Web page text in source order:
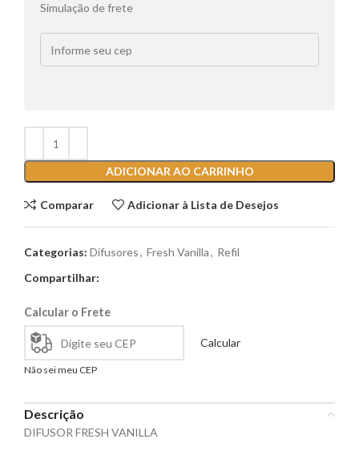
Simulação de frete
ADICIONAR AO CARRINHO
Comparar Adicionar à Lista de Desejos
Categorias: Difusores, Fresh Vanilla, Refil
Compartilhar:
Calcular o Frete
Calcular
Não sei meu CEP
Descrição
DIFUSOR FRESH VANILLA